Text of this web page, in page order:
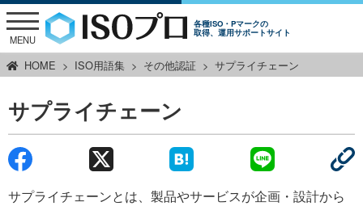
各種ISO・Pマークの
取得、運用サポートサイト
MENU
HOME ISO用語集 その他認証 サプライチェーン
サプライチェーン
サプライチェーンとは、製品やサービスが企画・設計から